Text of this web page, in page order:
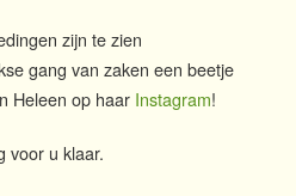
zijn te zien
gang van zaken een beetje
Heleen op haar Instagram!
voor u klaar.